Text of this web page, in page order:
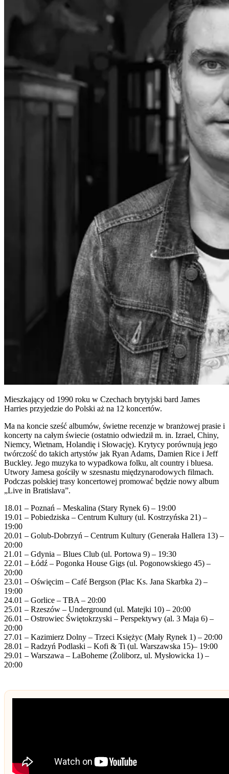
Mieszkający od 1990 roku w Czechach brytyjski bard James
Harries przyjedzie do Polski aż na 12 koncertów.
Ma na koncie sześć albumów, świetne recenzje w branżowej prasie i
koncerty na całym świecie (ostatnio odwiedził m. in. Izrael, Chiny,
Niemcy, Wietnam, Holandię i Słowację). Krytycy porównują jego
twórczość do takich artystów jak Ryan Adams, Damien Rice i Jeff
Buckley. Jego muzyka to wypadkowa folku, alt country i bluesa.
Utwory Jamesa gościły w szesnastu międzynarodowych filmach.
Podczas polskiej trasy koncertowej promować będzie nowy album
„Live in Bratislava”.
18.01 – Poznań – Meskalina (Stary Rynek 6) – 19:00
19.01 – Pobiedziska – Centrum Kultury (ul. Kostrzyńska 21) –
19:00
20.01 – Golub-Dobrzyń – Centrum Kultury (Generała Hallera 13) –
20:00
21.01 – Gdynia – Blues Club (ul. Portowa 9) – 19:30
22.01 – Łódź – Pogonka House Gigs (ul. Pogonowskiego 45) –
20:00
23.01 – Oświęcim – Café Bergson (Plac Ks. Jana Skarbka 2) –
19:00
24.01 – Gorlice – TBA – 20:00
25.01 – Rzeszów – Underground (ul. Matejki 10) – 20:00
26.01 – Ostrowiec Świętokrzyski – Perspektywy (al. 3 Maja 6) –
20:00
27.01 – Kazimierz Dolny – Trzeci Księżyc (Mały Rynek 1) – 20:00
28.01 – Radzyń Podlaski – Kofi & Ti (ul. Warszawska 15)– 19:00
29.01 – Warszawa – LaBoheme (Żoliborz, ul. Mysłowicka 1) –
20:00